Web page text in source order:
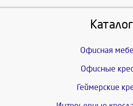
Каталог
Офисная
Офисные
Геймерские